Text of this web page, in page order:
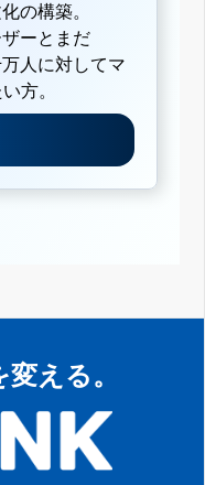
の構築。
ーとまだ
人に対してマ
方。
える。